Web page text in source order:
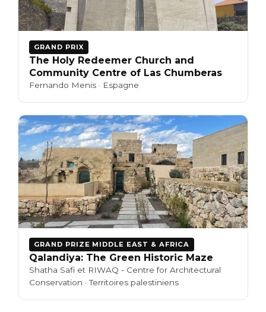
GRAND PRIX
The Holy Redeemer Church and
Community Centre of Las Chumberas
Fernando Menis · Espagne
GRAND PRIZE MIDDLE EAST & AFRICA
Qalandiya: The Green Historic Maze
Shatha Safi et RIWAQ - Centre for Architectural
Conservation · Territoires palestiniens